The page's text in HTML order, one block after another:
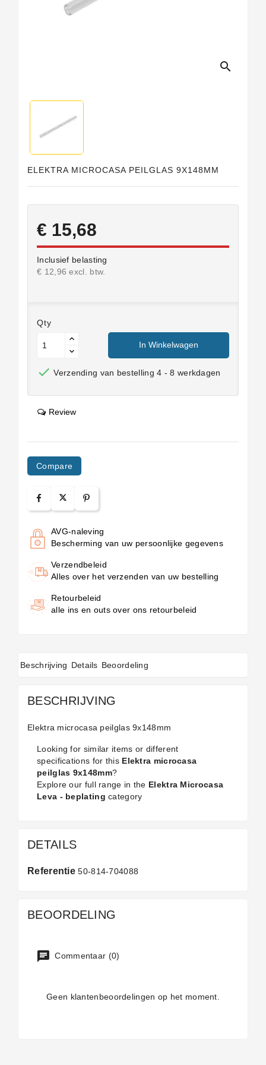
search
ELEKTRA MICROCASA PEILGLAS 9X148MM
€ 15,68
Inclusief belasting
€ 12,96 excl. btw.
Qty
In Winkelwagen
 Verzending van bestelling 4 - 8 werkdagen
Review
Compare
AVG-naleving
Bescherming van uw persoonlijke gegevens
Verzendbeleid
Alles over het verzenden van uw bestelling
Retourbeleid
alle ins en outs over ons retourbeleid
Beschrijving Details Beoordeling
BESCHRIJVING
Elektra microcasa peilglas 9x148mm
Looking for similar items or different
specifications for this Elektra microcasa
peilglas 9x148mm?
Explore our full range in the Elektra Microcasa
Leva - beplating category
DETAILS
Referentie 50-814-704088
BEOORDELING
Commentaar (0)
Geen klantenbeoordelingen op het moment.